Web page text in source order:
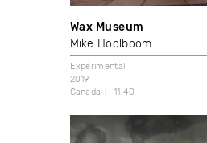
Wax Museum
Mike Hoolboom
Expérimental
2019
Canada
11:40